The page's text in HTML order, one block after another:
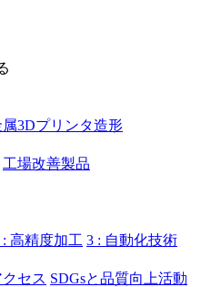
属3Dプリンタ造形
工場改善製品
: 高精度加工 3 : 自動化技術
クセス SDGsと品質向上活動